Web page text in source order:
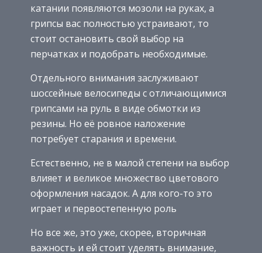
катании появляются мозоли на руках, а
грипсы вас полностью устраивают, то
стоит остановить свой выбор на
перчатках и подобрать необходимые.
Отдельного внимания заслуживают
шоссейные велосипеды с отличающимися
грипсами на руль в виде обмотки из
резины. Но её ровное наложение
потребует старания и времени.
Естественно, не в малой степени на выбор
влияет и великое множество цветового
оформления насадок. А для кого-то это
играет и первостепенную роль
Но все же, это уже, скорее, вторичная
важность и ей стоит уделять внимание,